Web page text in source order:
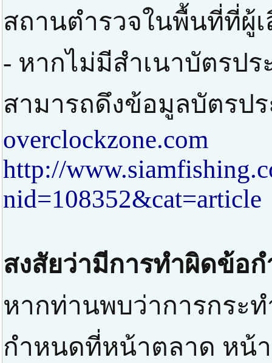
สถานตำรวจในพื้นที่ที่ผู้
- หากไม่มีสำเนาบัตรป
สามารถดึงข้อมูลบัตรป
overclockzone.com
http://
nid=108352&cat=article
สงสัยว่ามีการทำผิดข้อ
หากท่านพบว่าการกระ
กำหนดที่หน้าตลาด หน้